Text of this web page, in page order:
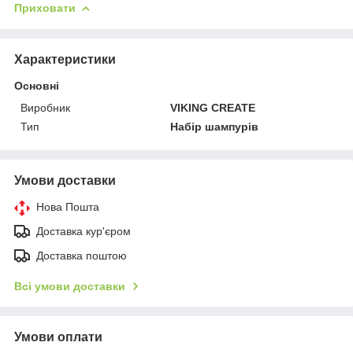
Приховати
Характеристики
Основні
Виробник
VIKING CREATE
Тип
Набір шампурів
Умови доставки
Нова Пошта
Доставка кур'єром
Доставка поштою
Всі умови доставки
Умови оплати